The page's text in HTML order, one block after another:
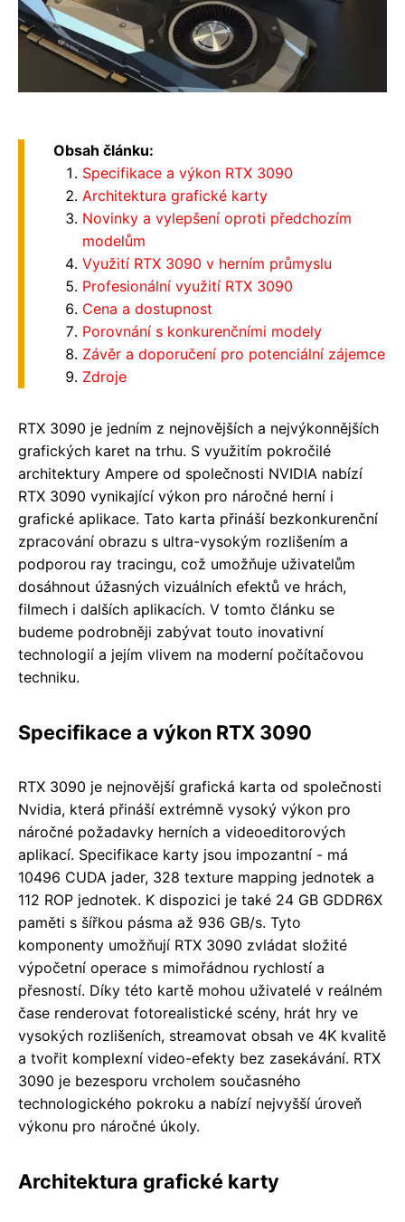
Obsah článku:
Specifikace a výkon RTX 3090
Architektura grafické karty
Novinky a vylepšení oproti předchozím
modelům
Využití RTX 3090 v herním průmyslu
Profesionální využití RTX 3090
Cena a dostupnost
Porovnání s konkurenčními modely
Závěr a doporučení pro potenciální zájemce
Zdroje
RTX 3090 je jedním z nejnovějších a nejvýkonnějších
grafických karet na trhu. S využitím pokročilé
architektury Ampere od společnosti NVIDIA nabízí
RTX 3090 vynikající výkon pro náročné herní i
grafické aplikace. Tato karta přináší bezkonkurenční
zpracování obrazu s ultra-vysokým rozlišením a
podporou ray tracingu, což umožňuje uživatelům
dosáhnout úžasných vizuálních efektů ve hrách,
filmech i dalších aplikacích. V tomto článku se
budeme podrobněji zabývat touto inovativní
technologií a jejím vlivem na moderní počítačovou
techniku.
Specifikace a výkon RTX 3090
RTX 3090 je nejnovější grafická karta od společnosti
Nvidia, která přináší extrémně vysoký výkon pro
náročné požadavky herních a videoeditorových
aplikací. Specifikace karty jsou impozantní - má
10496 CUDA jader, 328 texture mapping jednotek a
112 ROP jednotek. K dispozici je také 24 GB GDDR6X
paměti s šířkou pásma až 936 GB/s. Tyto
komponenty umožňují RTX 3090 zvládat složité
výpočetní operace s mimořádnou rychlostí a
přesností. Díky této kartě mohou uživatelé v reálném
čase renderovat fotorealistické scény, hrát hry ve
vysokých rozlišeních, streamovat obsah ve 4K kvalitě
a tvořit komplexní video-efekty bez zasekávání. RTX
3090 je bezesporu vrcholem současného
technologického pokroku a nabízí nejvyšší úroveň
výkonu pro náročné úkoly.
Architektura grafické karty